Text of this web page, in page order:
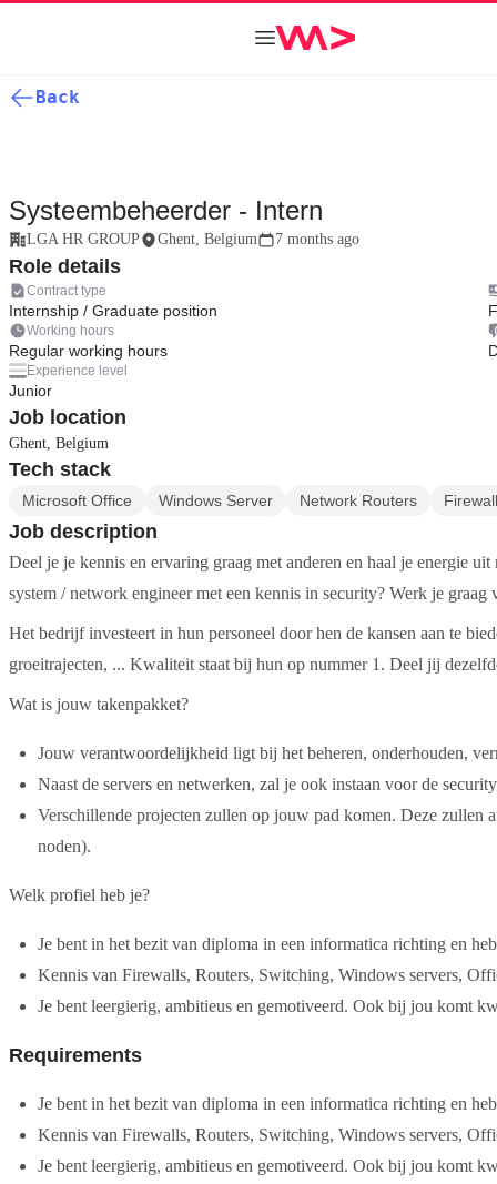
Back
Systeembeheerder - Intern
LGA HR GROUP Ghent, Belgium 7 months ago
Role details
Contract type
Internship / Graduate position
Working hours
Regular working hours
Experience level
Junior
Job location
Ghent, Belgium
Tech stack
Microsoft Office Windows Server Network Routers
Job description
Deel je je kennis en ervaring graag met anderen en haal je energie
system / network engineer met een kennis in security? Werk je
Het bedrijf investeert in hun personeel door hen de kansen aan te
groeitrajecten, ... Kwaliteit staat bij hun op nummer 1. Deel jij
Wat is jouw takenpakket?
Jouw verantwoordelijkheid ligt bij het beheren, onderhouden,
Naast de servers en netwerken, zal je ook instaan voor de
Verschillende projecten zullen op jouw pad komen. Deze zullen
noden).
Welk profiel heb je?
Je bent in het bezit van diploma in een informatica richting en
Kennis van Firewalls, Routers, Switching, Windows servers,
Je bent leergierig, ambitieus en gemotiveerd. Ook bij jou komt
Requirements
Je bent in het bezit van diploma in een informatica richting en
Kennis van Firewalls, Routers, Switching, Windows servers,
Je bent leergierig, ambitieus en gemotiveerd. Ook bij jou komt